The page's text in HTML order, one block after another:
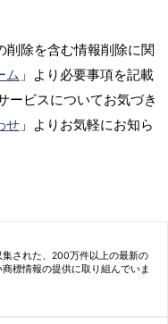
削除を含む情報削除に関
ム 」より必要事項を記載
ービスについてお気づき
せ 」よりお気軽にお知ら
された、200万件以上の最新の
標情報の提供に取り組んでいま